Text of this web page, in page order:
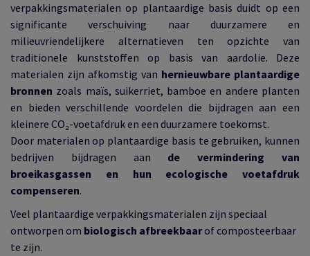
verpakkingsmaterialen op plantaardige basis duidt op een
significante verschuiving naar duurzamere en
milieuvriendelijkere alternatieven ten opzichte van
traditionele kunststoffen op basis van aardolie. Deze
materialen zijn afkomstig van hernieuwbare plantaardige
bronnen zoals maïs, suikerriet, bamboe en andere planten
en bieden verschillende voordelen die bijdragen aan een
kleinere CO₂-voetafdruk en een duurzamere toekomst.
Door materialen op plantaardige basis te gebruiken, kunnen
bedrijven bijdragen aan de vermindering van
broeikasgassen en hun ecologische voetafdruk
compenseren.
Veel plantaardige verpakkingsmaterialen zijn speciaal
ontworpen om biologisch afbreekbaarof composteerbaar
te zijn.